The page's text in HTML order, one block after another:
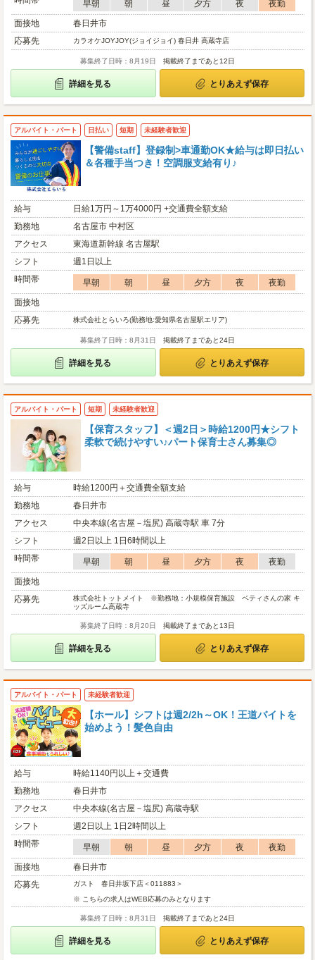
早朝 朝 昼 夕方 夜
夜勤
面接地
春日井市
応募先
カラオケJOYJOY(ジョイジョイ) 春日井 高蔵寺店
募集終了日時：8月19日 掲載終了まであと12日
詳細を見る とりあえず保存
アルバイト・パート 日払い 短期 未経験者歓迎
【警備staff】登録制>車通勤OK★給与は即日払い
＆各種手当つき！空調服支給有り♪
給与
日給1万円～1万4000円 +交通費全額支給
勤務地
名古屋市 中村区
アクセス
東海道新幹線 名古屋駅
シフト
週1日以上
時間帯
早朝 朝 昼 夕方 夜
夜勤
面接地
応募先
株式会社とらいろ(勤務地:愛知県名古屋駅エリア)
募集終了日時：8月31日 掲載終了まであと24日
詳細を見る とりあえず保存
アルバイト・パート 短期 未経験者歓迎
【保育スタッフ】＜週2日＞時給1200円★シフト
柔軟で続けやすい♪パート保育士さん募集◎
給与
時給1200円＋交通費全額支給
勤務地
春日井市
アクセス
中央本線(名古屋－塩尻) 高蔵寺駅 車 7分
シフト
週2日以上 1日6時間以上
時間帯
早朝 朝 昼 夕方 夜
夜勤
面接地
応募先
株式会社トットメイト ※勤務地：小規模保育施設 ベティさんの家 キ
ッズルーム高蔵寺
募集終了日時：8月20日 掲載終了まであと13日
詳細を見る とりあえず保存
アルバイト・パート 未経験者歓迎
【ホール】シフトは週2/2h～OK！王道バイトを
始めよう！髪色自由
給与
時給1140円以上＋交通費
勤務地
春日井市
アクセス
中央本線(名古屋－塩尻) 高蔵寺駅
シフト
週2日以上 1日2時間以上
時間帯
早朝 朝 昼 夕方 夜
夜勤
面接地
春日井市
応募先
ガスト 春日井坂下店＜011883＞
※ こちらの求人はWEB応募のみとなります
募集終了日時：8月31日 掲載終了まであと24日
詳細を見る とりあえず保存